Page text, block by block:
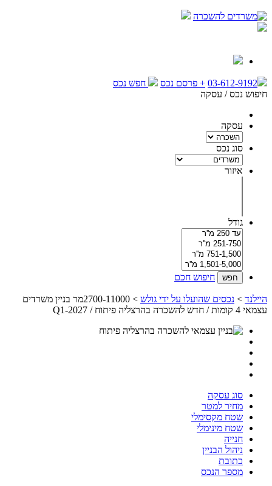
03-612-9192
+ פרסם נכס
חפש נכס
חיפוש נכס / עסקה
עסקה
סוג נכס
איזור
גודל
חיפוש חכם
היילנד > נכסים שהועלו על ידי גולש
> 2700-11000מר בניין משרדים
עצמאי 4 קומות / חדש להשכרה בהרצליה פיתוח / Q1-2027
סוג עסקה
מחיר למטר
שטח מקסימלי
שטח מינימלי
חנייה
ניהול הבניין
כתובת
מספר הנכס